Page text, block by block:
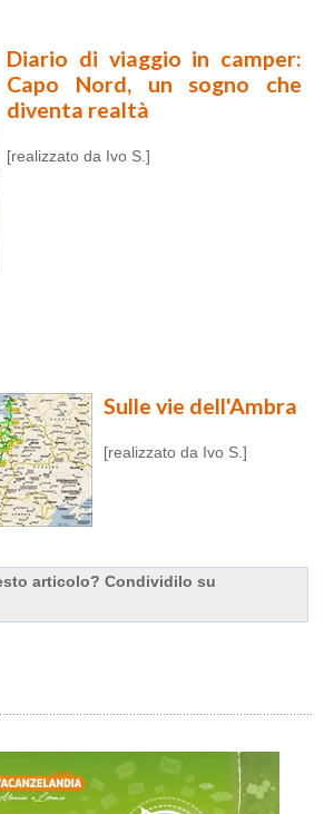
Diario di viaggio in camper:
Capo Nord, un sogno che
diventa realtà
[realizzato da Ivo S.]
Sulle vie dell'Ambra
[realizzato da Ivo S.]
articolo? Condividilo su